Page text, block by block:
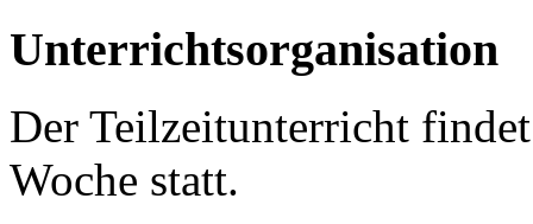
Unterrichtsorganisation
Der Teilzeitunterricht
Woche statt.